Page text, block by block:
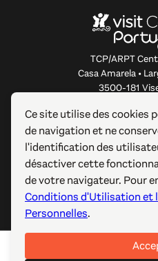
TCP/ARPT
Casa Amarela •
3500-181
À PROPOS DE CE SITE WEB
LIENS UTILES
SUIVEZ-NOUS
© 2012-2026 TCP/ARPT
Ce site utilise des cookies
de navigation et ne
l'identification des
désactiver cette
de votre navigateur. Pour
Conditions d'Utilisation et
Personnelles.